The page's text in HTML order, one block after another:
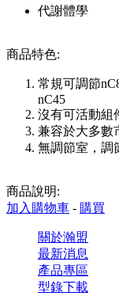
代謝體學
商品特色:
常規可調節
nC45
沒有可活動組
兼容於大多數
無調節室，調
商品說明:
加入購物車 - 購買
關於瀚盟
最新消息
產品專區
型錄下載